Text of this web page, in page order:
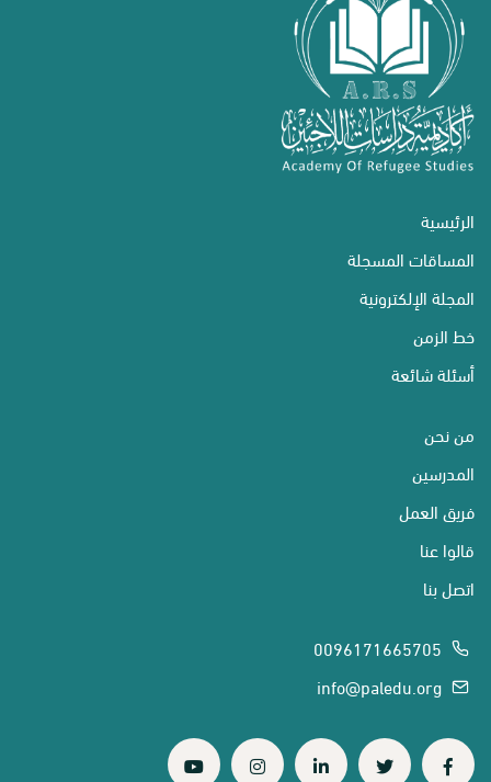
الرئيسية
المساقات المسجلة
المجلة الإلكترونية
خط الزمن
أسئلة شائعة
من نحن
المدرسين
فريق العمل
قالوا عنا
اتصل بنا
0096171665705
info@paledu.org